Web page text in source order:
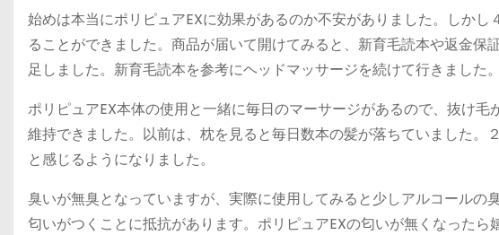
始めは本当にポリピュアEXに効果があるのか不安がありました。しか
ることができました。商品が届いて開けてみると、新育毛読本や返金
足しました。新育毛読本を参考にヘッドマッサージを続けて行きました。
ポリピュアEX本体の使用と一緒に毎日のマーサージがあるので、抜け
維持できました。以前は、枕を見ると毎日数本の髪が落ちていました
と感じるようになりました。
臭いが無臭となっていますが、実際に使用してみると少しアルコール
匂いがつくことに抵抗があります。ポリピュアEXの匂いが無くなったら